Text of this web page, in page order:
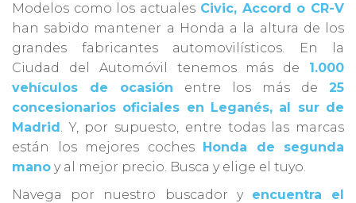
Modelos como los actuales Civic, Accord o CR-V
han sabido mantener a Honda a la altura de los
grandes fabricantes automovilísticos. En la
Ciudad del Automóvil tenemos más de 1.000
vehículos de ocasión entre los más de 25
concesionarios oficiales en Leganés, al sur de
Madrid. Y, por supuesto, entre todas las marcas
están los mejores coches Honda de segunda
mano y al mejor precio. Busca y elige el tuyo.
Navega por nuestro buscador y encuentra el